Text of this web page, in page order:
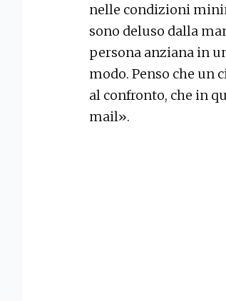
nelle condizioni
sono deluso dalla
persona anziana in
modo. Penso che un
al confronto, che in
mail».